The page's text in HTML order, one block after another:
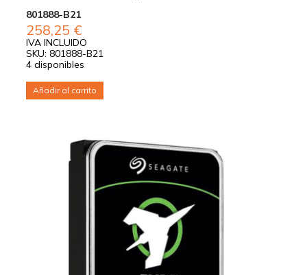
801888-B21
258,25 €
IVA INCLUIDO
SKU: 801888-B21
4 disponibles
Añadir al carrito